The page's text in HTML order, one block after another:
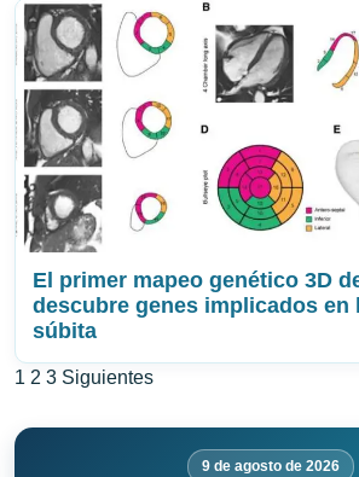
El primer mapeo genético 3D
descubre genes implicados en
súbita
Paginación
de
1 2 3 Siguientes
9 de agosto de 2026